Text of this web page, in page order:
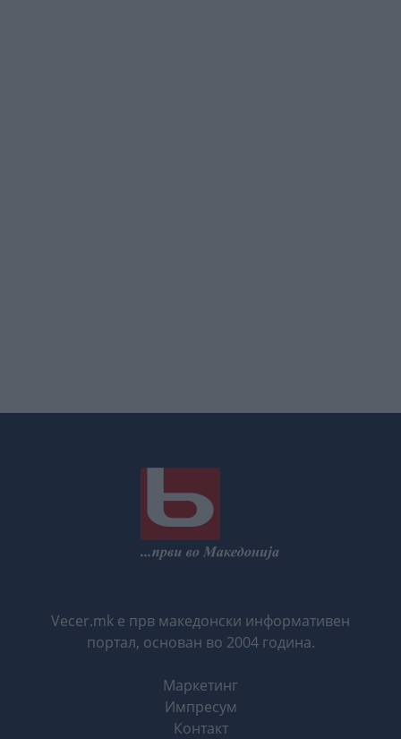
Vecer.mk е прв македонски информативен
портал, основан во 2004 година.
Маркетинг
Импресум
Контакт